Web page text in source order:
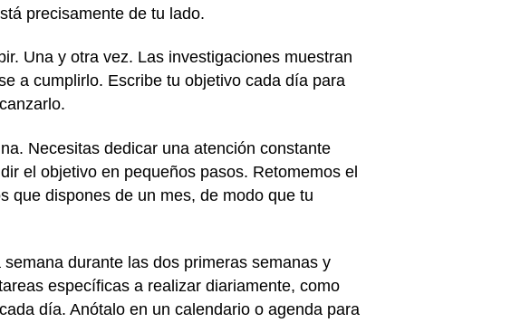
precisamente de tu lado.
Una y otra vez. Las investigaciones muestran
a cumplirlo. Escribe tu objetivo cada día para
Necesitas dedicar una atención constante
el objetivo en pequeños pasos. Retomemos el
que dispones de un mes, de modo que tu
durante las dos primeras semanas y
específicas a realizar diariamente, como
día. Anótalo en un calendario o agenda para